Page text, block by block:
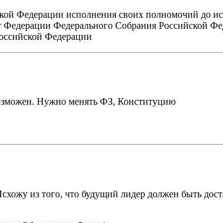
Федерации исполнения своих полномочий до
Федерального Собрания Российской
Федерации
Нужно менять ФЗ, Конституцию
из того, что будущий лидер должен быть